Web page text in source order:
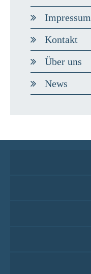
Impressum
Kontakt
Über uns
News